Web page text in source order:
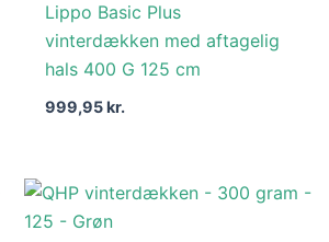
Lippo Basic Plus
vinterdækken med aftagelig
hals 400 G 125 cm
999,95kr.